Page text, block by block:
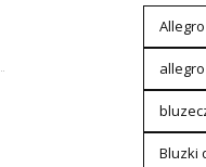
Bluzki